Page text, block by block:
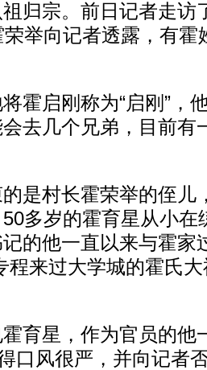
归宗。前日记者走访
举向记者透露，有霍
启刚称为“启刚”，
去几个兄弟，目前有
村长霍荣举的侄儿
多岁的霍育星从小在
的他一直以来与霍家
程来过大学城的霍氏
星，作为官员的他
口风很严，并向记者